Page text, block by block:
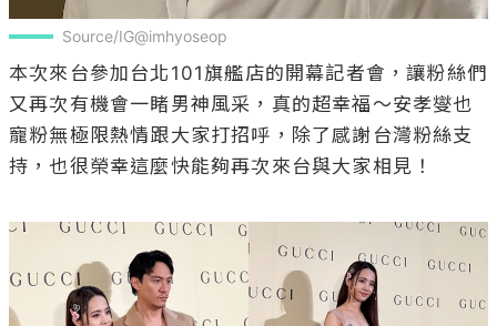
Source/IG@imhyoseop
本次來台參加台北101旗艦店的開幕記者會，讓粉絲們
又再次有機會一睹男神風采，真的超幸福～安孝燮也
寵粉無極限熱情跟大家打招呼，除了感謝台灣粉絲支
持，也很榮幸這麼快能夠再次來台與大家相見！